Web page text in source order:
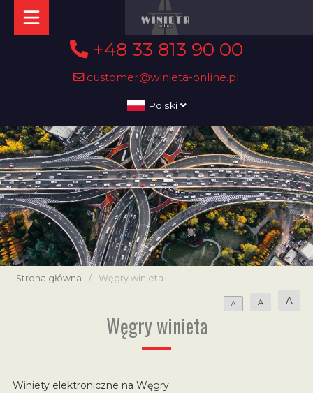
+48 33 813 90 00
customer@winieta-online.pl
Polski
Strona główna / Węgry winieta
A A A
Węgry winieta
Winiety elektroniczne na Węgry: